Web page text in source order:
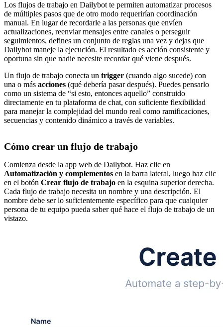
Los flujos de trabajo en Dailybot te permiten automatizar procesos
de múltiples pasos que de otro modo requerirían coordinación
manual. En lugar de recordarle a las personas que envíen
actualizaciones, reenviar mensajes entre canales o perseguir
seguimientos, defines un conjunto de reglas una vez y dejas que
Dailybot maneje la ejecución. El resultado es acción consistente y
oportuna sin que nadie necesite recordar qué viene después.
Un flujo de trabajo conecta un trigger (cuando algo sucede) con
una o más acciones (qué debería pasar después). Puedes pensarlo
como un sistema de “si esto, entonces aquello” construido
directamente en tu plataforma de chat, con suficiente flexibilidad
para manejar la complejidad del mundo real como ramificaciones,
secuencias y contenido dinámico a través de variables.
Cómo crear un flujo de trabajo
Comienza desde la app web de Dailybot. Haz clic en
Automatización y complementos en la barra lateral, luego haz clic
en el botón Crear flujo de trabajo en la esquina superior derecha.
Cada flujo de trabajo necesita un nombre y una descripción. El
nombre debe ser lo suficientemente específico para que cualquier
persona de tu equipo pueda saber qué hace el flujo de trabajo de un
vistazo.